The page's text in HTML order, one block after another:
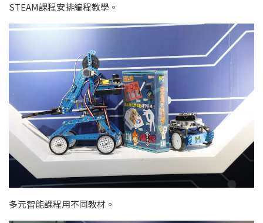
STEAM課程安排編程教學。
多元智能課程用不同教材。